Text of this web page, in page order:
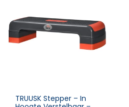
TRUUSK Stepper – In